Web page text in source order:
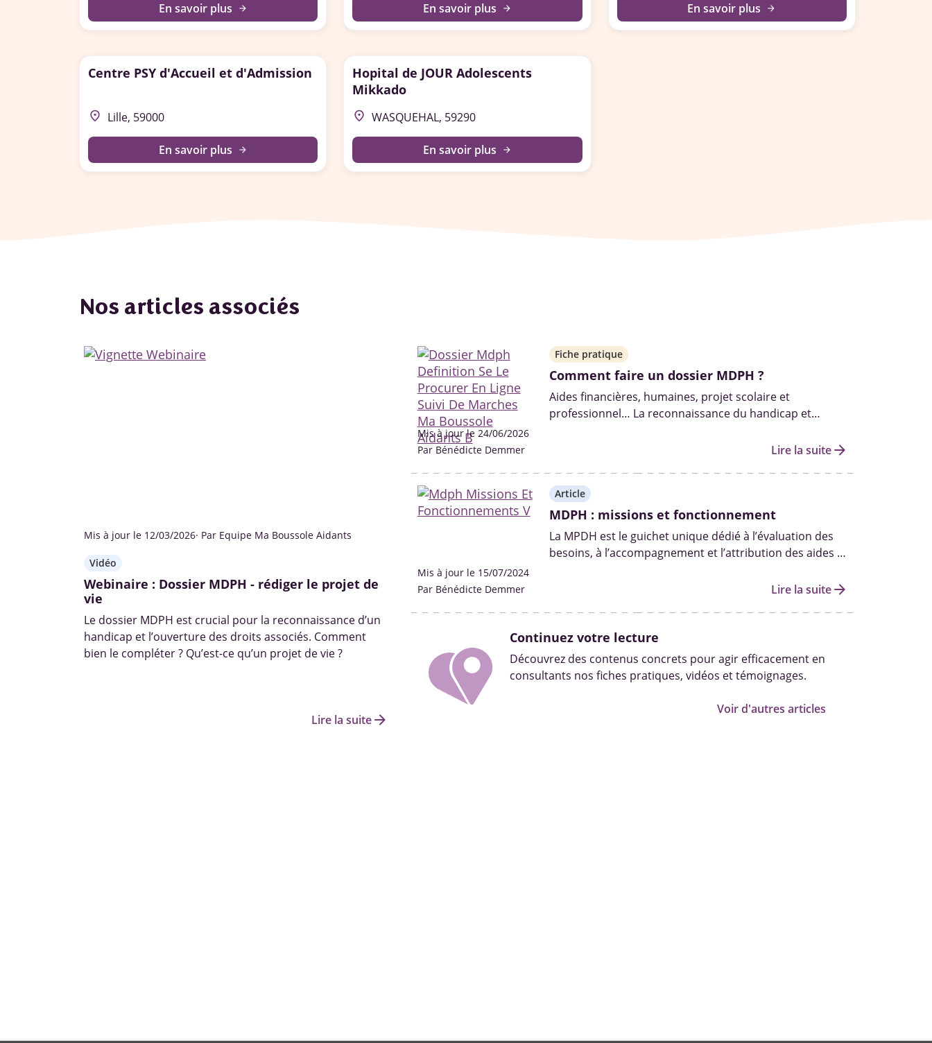
En savoir plus arrow_forward En savoir plus arrow_forward En savoir plus arrow_forward
Centre PSY d'Accueil et d'Admission
place Lille, 59000
En savoir plus arrow_forward
Hopital de JOUR Adolescents
Mikkado
place WASQUEHAL, 59290
En savoir plus arrow_forward
Nos articles associés
Mis à jour le 12/03/2026· Par Equipe Ma Boussole Aidants
Vidéo
Webinaire : Dossier MDPH - rédiger le projet de
vie
Le dossier MDPH est crucial pour la reconnaissance d’un
handicap et l’ouverture des droits associés. Comment
bien le compléter ? Qu’est-ce qu’un projet de vie ?
Lire la suitearrow_forward
Mis à jour le 24/06/2026
Par Bénédicte Demmer
Fiche pratique
Comment faire un dossier MDPH ?
Aides financières, humaines, projet scolaire et
professionnel… La reconnaissance du handicap et
dossier MDPH. Demande, renouvellement et suivi…
Lire la suitearrow_forward
Mis à jour le 15/07/2024
Par Bénédicte Demmer
Article
MDPH : missions et fonctionnement
La MPDH est le guichet unique dédié à l’évaluation des
besoins, à l’accompagnement et l’attribution des aides et
Lire la suitearrow_forward
Continuez votre lecture
Découvrez des contenus concrets pour agir efficacement en
consultants nos fiches pratiques, vidéos et témoignages.
Voir d'autres articles